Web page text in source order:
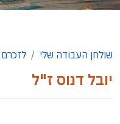
שולחן העבודה שלי לזכרם
יובל דנוס ז"ל